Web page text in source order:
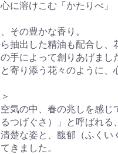
に溶けこむ「かたりべ」
その豊かな香り。
抽出した精油も配合し
手によって創りあげまし
寄り添う花々のように、
気の中、春の兆しを感じ
るつげぐさ）」と呼ばれる
楚な姿と、馥郁（ふくい
きました。